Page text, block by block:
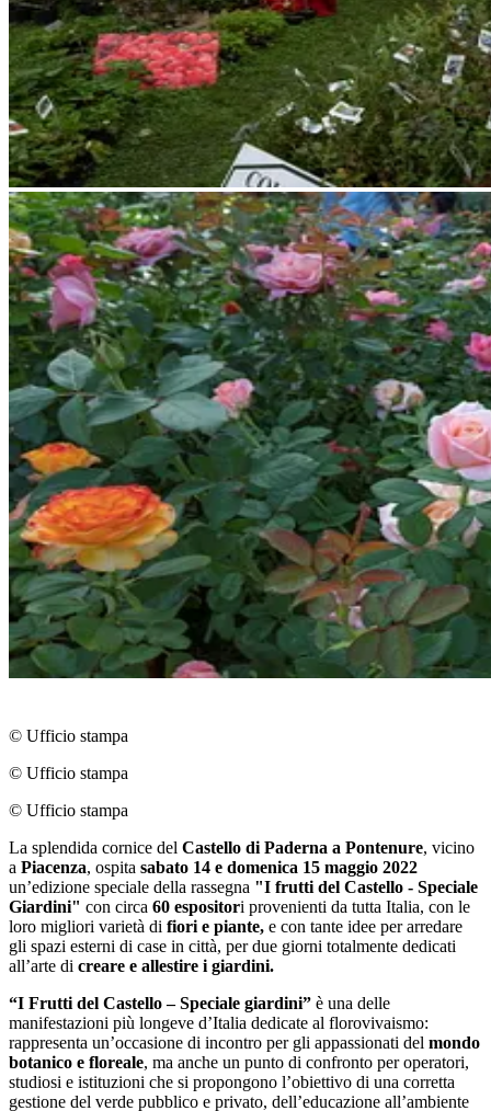
© Ufficio stampa
© Ufficio stampa
© Ufficio stampa
La splendida cornice del Castello di Paderna a Pontenure, vicino
a Piacenza, ospita sabato 14 e domenica 15 maggio 2022
un’edizione speciale della rassegna "I frutti del Castello - Speciale
Giardini" con circa 60 espositori provenienti da tutta Italia, con le
loro migliori varietà di fiori e piante, e con tante idee per arredare
gli spazi esterni di case in città, per due giorni totalmente dedicati
all’arte di creare e allestire i giardini.
“I Frutti del Castello – Speciale giardini” è una delle
manifestazioni più longeve d’Italia dedicate al florovivaismo:
rappresenta un’occasione di incontro per gli appassionati del mondo
botanico e floreale, ma anche un punto di confronto per operatori,
studiosi e istituzioni che si propongono l’obiettivo di una corretta
gestione del verde pubblico e privato, dell’educazione all’ambiente